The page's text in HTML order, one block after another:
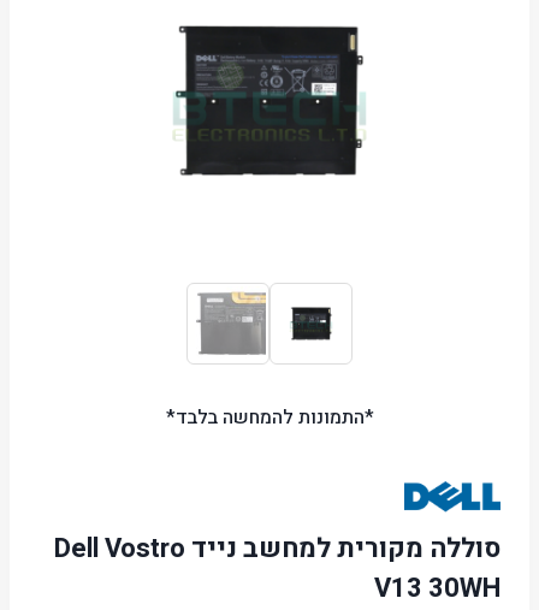
*התמונות להמחשה בלבד*
סוללה מקורית למחשב נייד Dell Vostro
V13 30WH